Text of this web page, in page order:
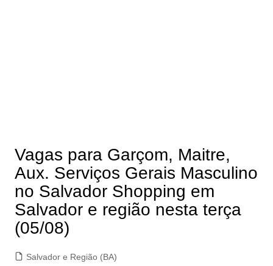
Vagas para Garçom, Maitre,
Aux. Serviços Gerais Masculino
no Salvador Shopping em
Salvador e região nesta terça
(05/08)
Salvador e Região (BA)